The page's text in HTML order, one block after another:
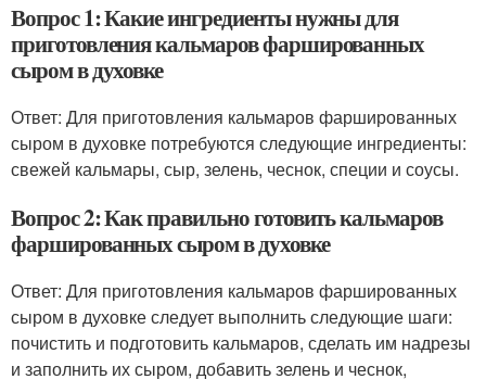
Вопрос 1: Какие ингредиенты нужны для
приготовления кальмаров фаршированных
сыром в духовке
Ответ: Для приготовления кальмаров фаршированных
сыром в духовке потребуются следующие ингредиенты:
свежей кальмары, сыр, зелень, чеснок, специи и соусы.
Вопрос 2: Как правильно готовить кальмаров
фаршированных сыром в духовке
Ответ: Для приготовления кальмаров фаршированных
сыром в духовке следует выполнить следующие шаги:
почистить и подготовить кальмаров, сделать им надрезы
и заполнить их сыром, добавить зелень и чеснок,